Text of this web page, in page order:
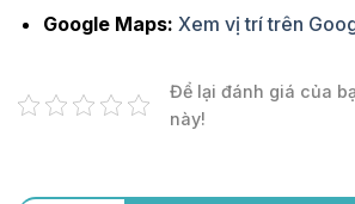
Google Maps: Xem vị trí trên
Để lại đánh giá của
này!